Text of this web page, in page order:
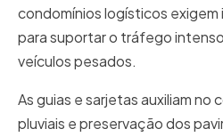
condomínios logísticos
para suportar o tráfego
veículos pesados.
As guias e sarjetas auxiliam no
pluviais e preservação dos